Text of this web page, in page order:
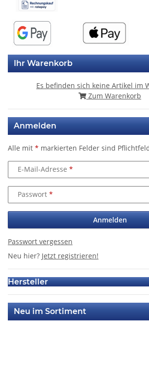
Ihr Warenkorb
Es befinden sich keine Artikel im
Zum Warenkorb
Anmelden
Alle mit * markierten Felder sind
E-Mail-Adresse
Passwort
Anmelden
Passwort vergessen
Neu hier? Jetzt registrieren!
Hersteller
Neu im Sortiment